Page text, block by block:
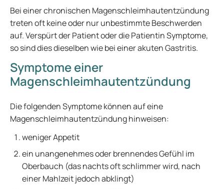
Bei einer chronischen Magenschleimhautentzündung
treten oft keine oder nur unbestimmte Beschwerden
auf. Verspürt der Patient oder die Patientin Symptome,
so sind dies dieselben wie bei einer akuten Gastritis.
Symptome einer
Magenschleimhautentzündung
Die folgenden Symptome können auf eine
Magenschleimhautentzündung hinweisen:
weniger Appetit
ein unangenehmes oder brennendes Gefühl im
Oberbauch (das nachts oft schlimmer wird, nach
einer Mahlzeit jedoch abklingt)